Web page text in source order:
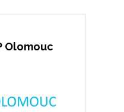
Olomouc